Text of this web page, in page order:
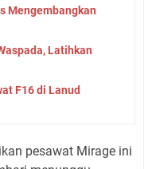
Mengembangkan
Latihkan
F16 di Lanud
pesawat Mirage ini